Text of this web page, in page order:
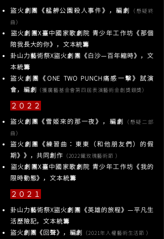
盜火劇團《艋舺公園殺人事件》，編劇
（懸疑終
曲）
​盜火劇團X臺中國家歌劇院 青少年工作坊《那個
陪我長大的你》，文本統籌
卦山力藝術祭X盜火劇團《白沙—百年縮時》，文
本統籌
盜火劇團《ONE TWO PUNCH痛感一擊》試演
會，編劇 （獲廣藝基金會第四屆表演藝術金創獎銀獎）
２０２２
盜火劇團《雪姬來的那一夜》，編劇
（懸疑二部
曲）
盜火劇團《練習曲：東東（和他朋友們）的假
期》》，共同創作 （2022鐵玫瑰藝術節 ）
​盜火劇團X臺中國家歌劇院 青少年工作坊《我的
限時動態》，文本統籌
２０２１
卦山力藝術祭X盜火劇團《英雄的旅程》—平凡生
活歷險記，文本統籌
盜火劇團《回聲》，編劇 （2021年人權藝術生活節 ）